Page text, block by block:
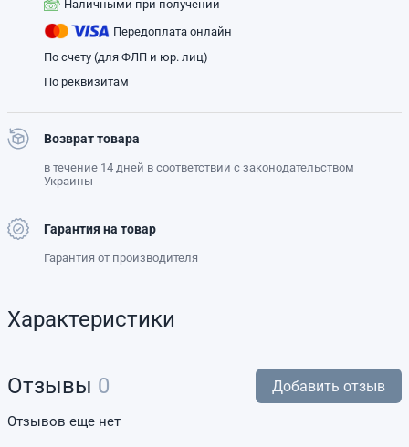
Наличными при получении
Передоплата онлайн
По счету (для ФЛП и юр. лиц)
По реквизитам
Возврат товара
в течение 14 дней в соответствии с законодательством
Украины
Гарантия на товар
Гарантия от производителя
Характеристики
Отзывы 0 Добавить отзыв
Отзывов еще нет